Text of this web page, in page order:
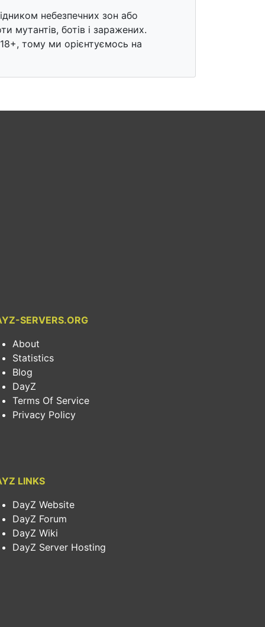
небезпечних зон або
мутантів, ботів і заражених.
тому ми орієнтуємось на
SERVERS.ORG
About
Statistics
Blog
DayZ
Terms Of Service
Privacy Policy
LINKS
DayZ Website
DayZ Forum
DayZ Wiki
DayZ Server Hosting